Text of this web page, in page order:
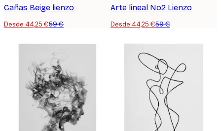
Cañas Beige lienzo
Desde 44,25 €59 €
Arte lineal No2 Lienzo
Desde 44,25 €59 €